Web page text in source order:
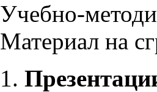
Учебно-
Материал на